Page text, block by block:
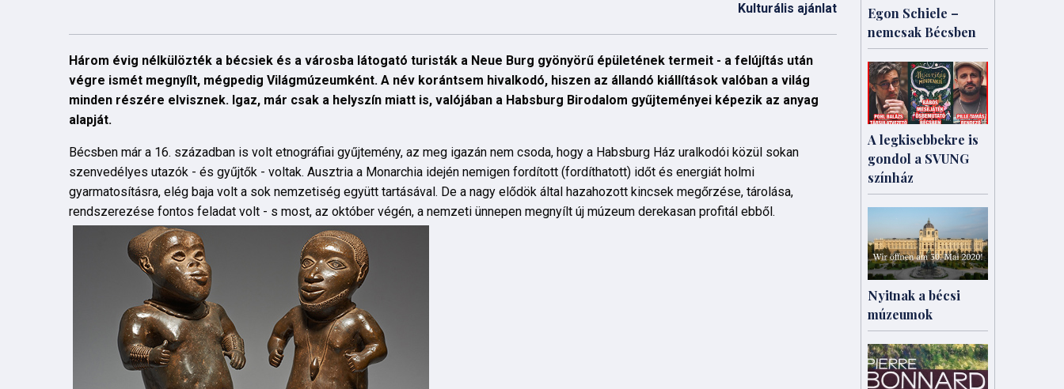
Kulturális ajánlat
Három évig nélkülözték a bécsiek és a városba látogató turisták a Neue Burg gyönyörű épületének termeit - a felújítás után
végre ismét megnyílt, mégpedig Világmúzeumként. A név korántsem hivalkodó, hiszen az állandó kiállítások valóban a világ
minden részére elvisznek. Igaz, már csak a helyszín miatt is, valójában a Habsburg Birodalom gyűjteményei képezik az anyag
alapját.
Bécsben már a 16. században is volt etnográfiai gyűjtemény, az meg igazán nem csoda, hogy a Habsburg Ház uralkodói közül sokan
szenvedélyes utazók - és gyűjtők - voltak. Ausztria a Monarchia idején nemigen fordított (fordíthatott) időt és energiát holmi
gyarmatosításra, elég baja volt a sok nemzetiség együtt tartásával. De a nagy elődök által hazahozott kincsek megőrzése, tárolása,
rendszerezése fontos feladat volt - s most, az október végén, a nemzeti ünnepen megnyílt új múzeum derekasan profitál ebből.
Egon Schiele –
nemcsak Bécsben
A legkisebbekre is
gondol a SVUNG
színház
Nyitnak a bécsi
múzeumok